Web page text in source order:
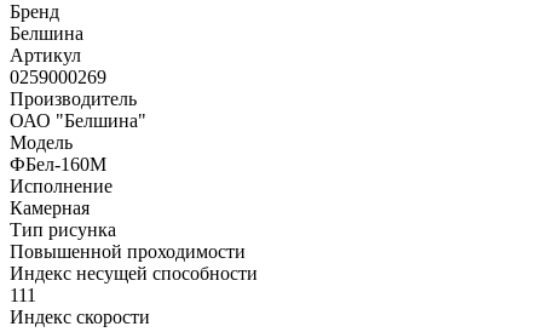
Бренд
Белшина
Артикул
0259000269
Производитель
ОАО "Белшина"
Модель
ФБел-160М
Исполнение
Камерная
Тип рисунка
Повышенной проходимости
Индекс несущей способности
111
Индекс скорости